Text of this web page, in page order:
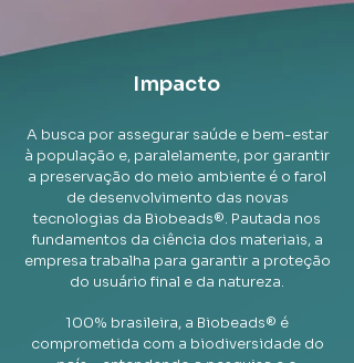
Impacto
A busca por assegurar saúde e bem-estar
à população e, paralelamente, por garantir
a preservação do meio ambiente é o farol
de desenvolvimento das novas
tecnologias da Biobeads®. Pautada nos
fundamentos da ciência dos materiais, a
empresa trabalha para garantir a proteção
do usuário final e da natureza.
100% brasileira, a Biobeads® é
comprometida com a biodiversidade do